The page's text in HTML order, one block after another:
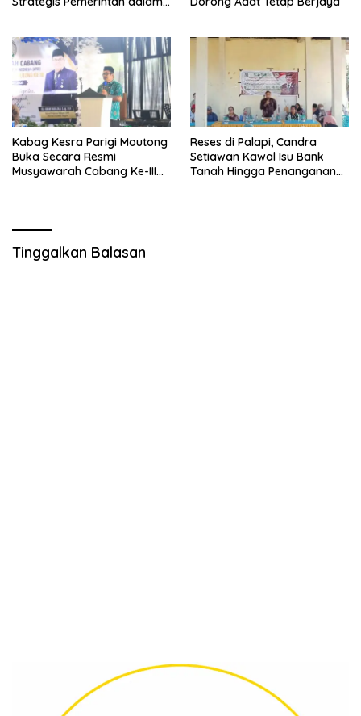
Kabag Kesra Parigi Moutong
Buka Secara Resmi
Musyawarah Cabang Ke-III
Reses di Palapi, Candra
Setiawan Kawal Isu Bank
Tanah Hingga Penanganan
Tinggalkan Balasan